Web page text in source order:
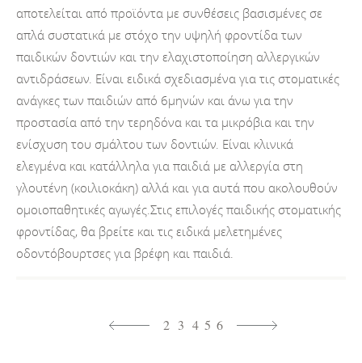
αποτελείται από προϊόντα με συνθέσεις βασισμένες σε
απλά συστατικά με στόχο την υψηλή φροντίδα των
παιδικών δοντιών και την ελαχιστοποίηση αλλεργικών
αντιδράσεων. Είναι ειδικά σχεδιασμένα για τις στοματικές
ανάγκες των παιδιών από 6μηνών και άνω για την
προστασία από την τερηδόνα και τα μικρόβια και την
ενίσχυση του σμάλτου των δοντιών. Είναι κλινικά
ελεγμένα και κατάλληλα για παιδιά με αλλεργία στη
γλουτένη (κοιλιοκάκη) αλλά και για αυτά που ακολουθούν
ομοιοπαθητικές αγωγές.Στις επιλογές παιδικής στοματικής
φροντίδας, θα βρείτε και τις ειδικά μελετημένες
οδοντόβουρτσες για βρέφη και παιδιά.
2 3 4 5 6